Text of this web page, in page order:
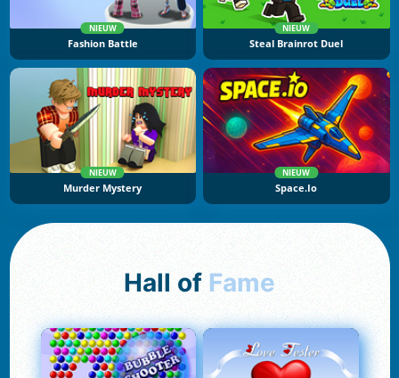
NIEUW
Fashion Battle
NIEUW
Steal Brainrot Duel
NIEUW
Murder Mystery
NIEUW
Space.io
Hall of Fame